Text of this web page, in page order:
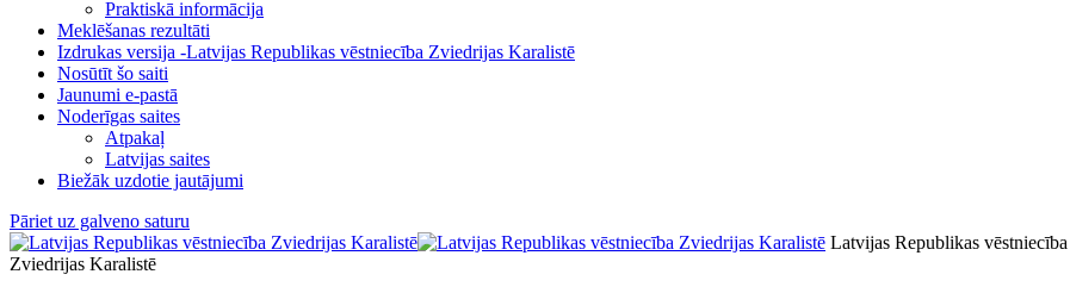
Praktiskā informācija
Meklēšanas rezultāti
Izdrukas versija -Latvijas Republikas vēstniecība Zviedrijas Karalistē
Nosūtīt šo saiti
Jaunumi e-pastā
Noderīgas saites
Atpakaļ
Latvijas saites
Biežāk uzdotie jautājumi
Pāriet uz galveno saturu
Latvijas Republikas vēstniecība
Zviedrijas Karalistē